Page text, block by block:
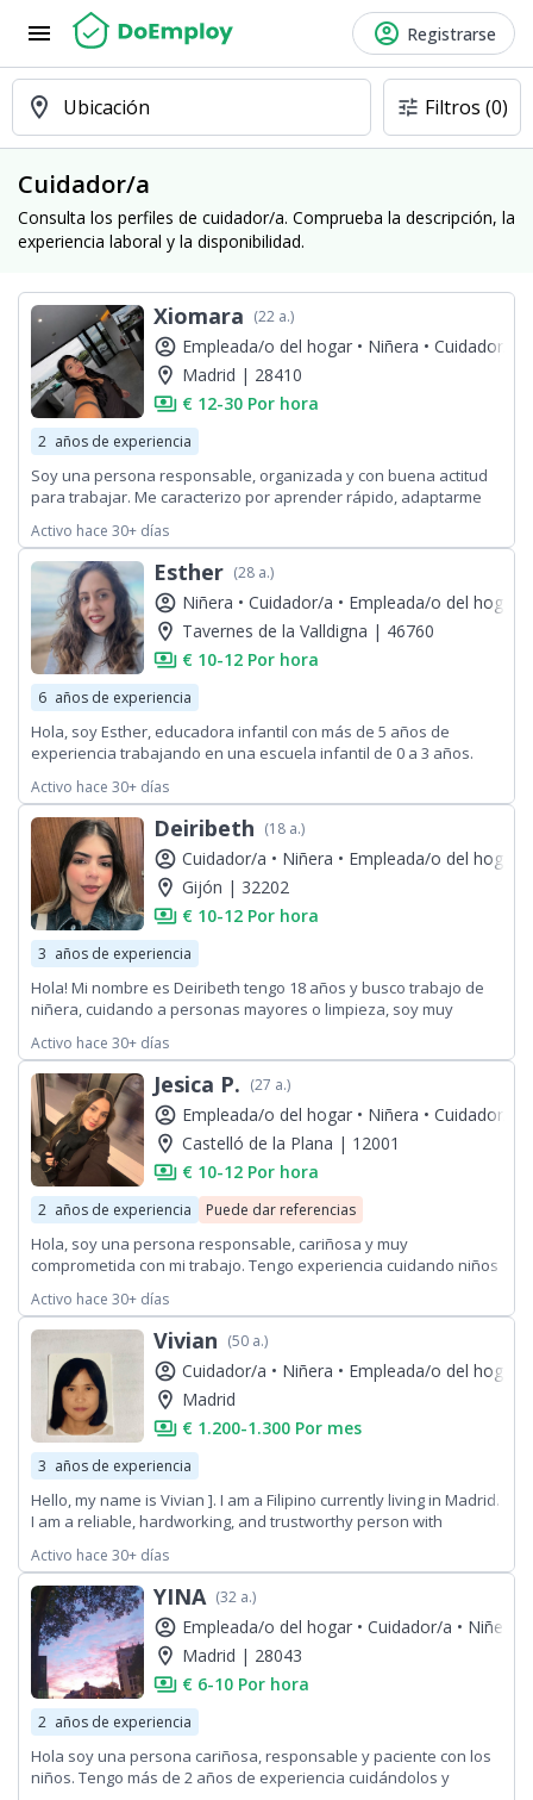
menu account_circle Registrarse
location_on Ubicación tune Filtros (0)
Cuidador/a
Consulta los perfiles de cuidador/a. Comprueba la descripción, la
experiencia laboral y la disponibilidad.
Xiomara (22 a.)
account_circle Empleada/o del hogar • Niñera • Cuidador/a
location_on Madrid | 28410
payments € 12-30 Por hora
2 años de experiencia
Soy una persona responsable, organizada y con buena actitud
para trabajar. Me caracterizo por aprender rápido, adaptarme
cada tarea. Tengo habilidades de atención al cliente, buena
comunicación y compromiso con el trabajo. Busco seguir
creciendo tanto personal como profesionalmente mientras
aporto dedicación y excelente desempeño.
Activo hace 30+ días
Esther (28 a.)
account_circle Niñera • Cuidador/a • Empleada/o del hogar
location_on Tavernes de la Valldigna | 46760
payments € 10-12 Por hora
6 años de experiencia
Hola, soy Esther, educadora infantil con más de 5 años de
experiencia trabajando en una escuela infantil de 0 a 3 años.
cursando online Educación Primaria para seguir formándome y
creciendo profesionalmente. Tengo experiencia también con
niños/as con necesidades especiales. Cualquier cosa no dudes
en ponerte en contacto conmigo 🤗
Activo hace 30+ días
Deiribeth (18 a.)
account_circle Cuidador/a • Niñera • Empleada/o del hogar
location_on Gijón | 32202
payments € 10-12 Por hora
3 años de experiencia
Hola! Mi nombre es Deiribeth tengo 18 años y busco trabajo de
niñera, cuidando a personas mayores o limpieza, soy muy
Activo hace 30+ días
Jesica P. (27 a.)
account_circle Empleada/o del hogar • Niñera • Cuidador/a
location_on Castelló de la Plana | 12001
payments € 10-12 Por hora
2 años de experiencia Puede dar referencias
Hola, soy una persona responsable, cariñosa y muy
comprometida con mi trabajo. Tengo experiencia cuidando niños
orden del hogar. Me gusta mucho trabajar con niños,
acompañarlos en su día a día, jugar con ellos, cuidarlos con
paciencia y asegurarme de que estén siempre en un ambiente
seguro, tranquilo y lleno de atención. Para mí es muy importante
que los padres se sientan tranquilos y en confianza sabiendo
que sus hijos están bien
Activo hace 30+ días
Vivian (50 a.)
account_circle Cuidador/a • Niñera • Empleada/o del hogar
location_on Madrid
payments € 1.200-1.300 Por mes
3 años de experiencia
Hello, my name is Vivian ]. I am a Filipino currently living in Madrid.
I am a reliable, hardworking, and trustworthy person with
house cleaning, ironing, laundry, and help keep the home
organized and tidy.
Activo hace 30+ días
YINA (32 a.)
account_circle Empleada/o del hogar • Cuidador/a • Niñera
location_on Madrid | 28043
payments € 6-10 Por hora
2 años de experiencia
Hola soy una persona cariñosa, responsable y paciente con los
niños. Tengo más de 2 años de experiencia cuidándolos y